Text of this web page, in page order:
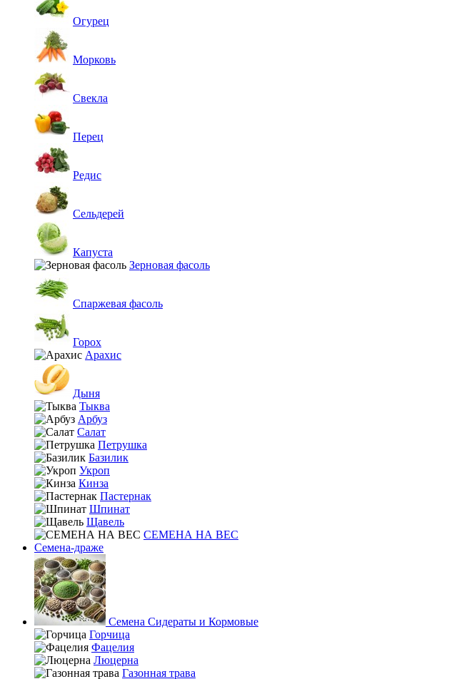
Огурец
Морковь
Свекла
Перец
Редис
Сельдерей
Капуста
Зерновая фасоль
Спаржевая фасоль
Горох
Арахис
Дыня
Тыква
Арбуз
Салат
Петрушка
Базилик
Укроп
Кинза
Пастернак
Шпинат
Щавель
СЕМЕНА НА ВЕС
Семена-драже
Семена Сидераты и Кормовые
Горчица
Фацелия
Люцерна
Газонная трава